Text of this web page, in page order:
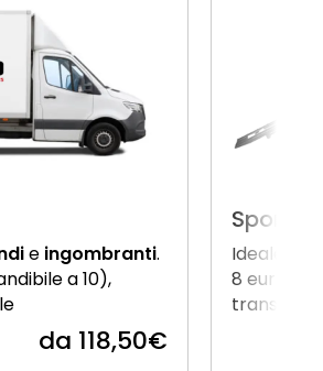
e ingombranti.
a 10),
da 118,50€
Ideale
8